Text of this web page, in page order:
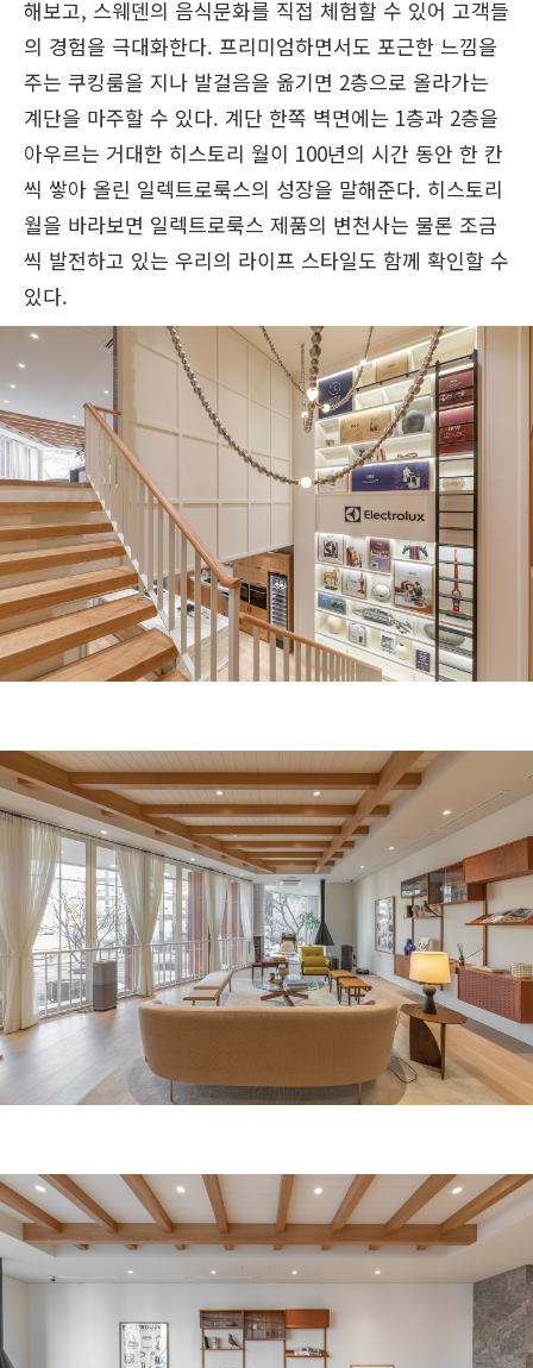
해보고, 스웨덴의 음식문화를 직접 체험할 수 있어 고객들
의 경험을 극대화한다. 프리미엄하면서도 포근한 느낌을
주는 쿠킹룸을 지나 발걸음을 옮기면 2층으로 올라가는
계단을 마주할 수 있다. 계단 한쪽 벽면에는 1층과 2층을
아우르는 거대한 히스토리 월이 100년의 시간 동안 한 칸
씩 쌓아 올린 일렉트로룩스의 성장을 말해준다. 히스토리
월을 바라보면 일렉트로룩스 제품의 변천사는 물론 조금
씩 발전하고 있는 우리의 라이프 스타일도 함께 확인할 수
있다.